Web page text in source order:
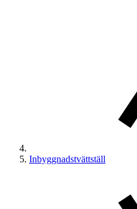
Inbyggnadstvättställ